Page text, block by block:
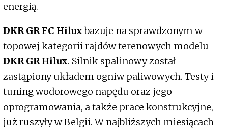
energią.
DKR GR FC Hiluxbazuje na sprawdzonym w
topowej kategorii rajdów terenowych modelu
DKR GR Hilux. Silnik spalinowy został
zastąpiony układem ogniw paliwowych. Testy i
tuning wodorowego napędu oraz jego
oprogramowania, a także prace konstrukcyjne,
już ruszyły w Belgii. W najbliższych miesiącach